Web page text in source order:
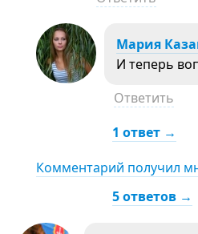
Мария
И теперь
Ответить
1 ответ →
Комментарий получил
5 ответов →